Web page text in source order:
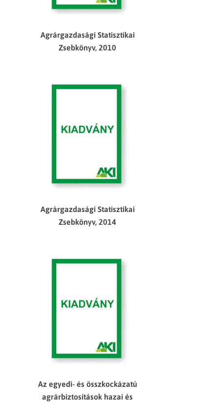
Agrárgazdasági Statisztikai
Zsebkönyv, 2010
Agrárgazdasági Statisztikai
Zsebkönyv, 2014
Az egyedi- és összkockázatú
agrárbiztosítások hazai és